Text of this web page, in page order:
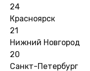
24
Красноярск
21
Нижний Новгород
20
Санкт-Петербург